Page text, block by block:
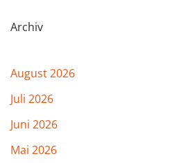
Archiv
August 2026
Juli 2026
Juni 2026
Mai 2026